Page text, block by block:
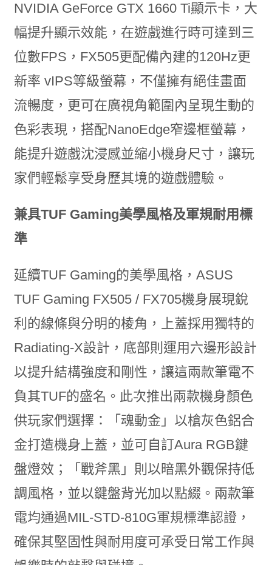
NVIDIA GeForce GTX 1660 Ti顯示卡，大
幅提升顯示效能，在遊戲進行時可達到三
位數FPS，FX505更配備內建的120Hz更
新率 vIPS等級螢幕，不僅擁有絕佳畫面
流暢度，更可在廣視角範圍內呈現生動的
色彩表現，搭配NanoEdge窄邊框螢幕，
能提升遊戲沈浸感並縮小機身尺寸，讓玩
家們輕鬆享受身歷其境的遊戲體驗。
兼具TUF Gaming美學風格及軍規耐用標
準
延續TUF Gaming的美學風格，ASUS
TUF Gaming FX505 / FX705機身展現銳
利的線條與分明的棱角，上蓋採用獨特的
Radiating-X設計，底部則運用六邊形設計
以提升結構強度和剛性，讓這兩款筆電不
負其TUF的盛名。此次推出兩款機身顏色
供玩家們選擇：「魂動金」以槍灰色鋁合
金打造機身上蓋，並可自訂Aura RGB鍵
盤燈效；「戰斧黑」則以暗黑外觀保持低
調風格，並以鍵盤背光加以點綴。兩款筆
電均通過MIL-STD-810G軍規標準認證，
確保其堅固性與耐用度可承受日常工作與